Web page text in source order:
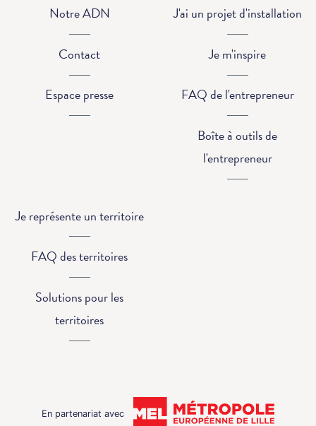
Notre ADN
Contact
Espace presse
J'ai un projet d'installation
Je m'inspire
FAQ de l'entrepreneur
Boîte à outils de
l'entrepreneur
Je représente un territoire
FAQ des territoires
Solutions pour les
territoires
En partenariat avec